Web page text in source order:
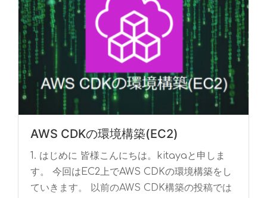
AWS CDKの環境構築(EC2)
1. はじめに 皆様こんにちは。kitayaと申しま
す。 今回はEC2上でAWS CDKの環境構築をし
ていきます。 以前のAWS CDK構築の投稿では